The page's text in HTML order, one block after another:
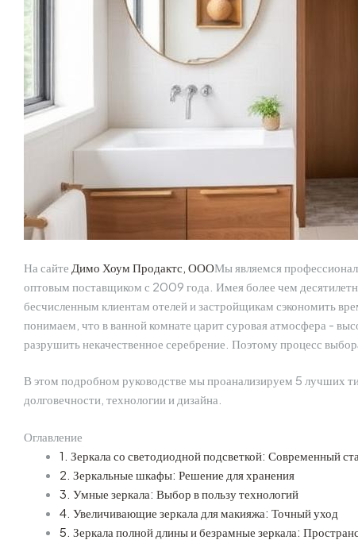
На сайте Димо Хоум Продактс, ОООМы являемся
оптовым поставщиком с 2009 года. Имея более чем
бесчисленным клиентам отелей и застройщикам сэкономить
понимаем, что в ванной комнате царит суровая атмосфера -
разрушить некачественное серебрение. Поэтому процесс
В этом подробном руководстве мы проанализируем 5 лучших
долговечности, технологии и дизайна.
Оглавление
1. Зеркала со светодиодной подсветкой: Современный
2. Зеркальные шкафы: Решение для хранения
3. Умные зеркала: Выбор в пользу технологий
4. Увеличивающие зеркала для макияжа: Точный уход
5. Зеркала полной длины и безрамные зеркала: